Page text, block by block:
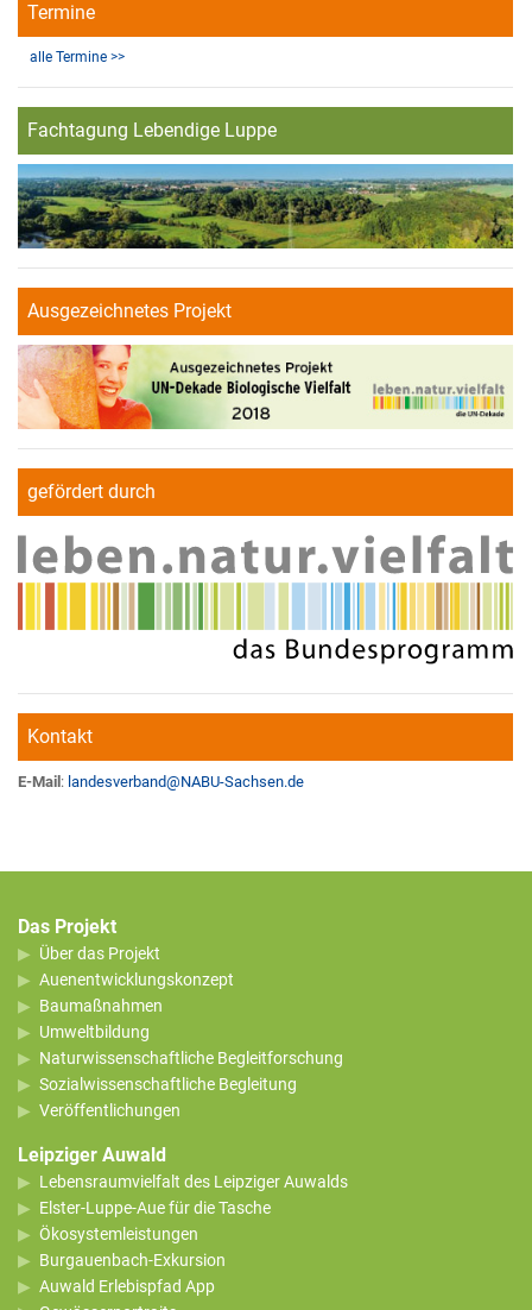
Termine
alle Termine >>
Fachtagung Lebendige Luppe
Ausgezeichnetes Projekt
gefördert durch
Kontakt
E-Mail : landesverband@NABU-Sachsen.de
Das Projekt
Über das Projekt
Auenentwicklungskonzept
Baumaßnahmen
Umweltbildung
Naturwissenschaftliche Begleitforschung
Sozialwissenschaftliche Begleitung
Veröffentlichungen
Leipziger Auwald
Lebensraumvielfalt des Leipziger Auwalds
Elster-Luppe-Aue für die Tasche
Ökosystemleistungen
Burgauenbach-Exkursion
Auwald Erlebispfad App